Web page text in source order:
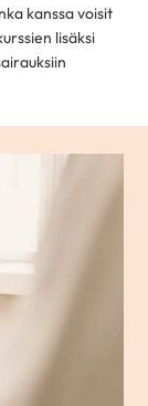
kanssa voisit
lisäksi